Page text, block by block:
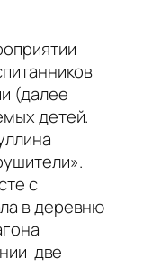
(далее
детей.
с
в деревню
две